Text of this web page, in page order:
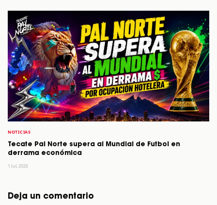
NOTICIAS
Tecate Pal Norte supera al Mundial de Futbol en
derrama económica
1 Jul, 2026
Deja un comentario